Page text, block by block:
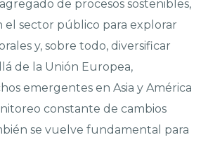
de procesos sostenibles,
el sector público para explorar
y, sobre todo, diversificar
de la Unión Europea,
emergentes en Asia y América
constante de cambios
se vuelve fundamental para